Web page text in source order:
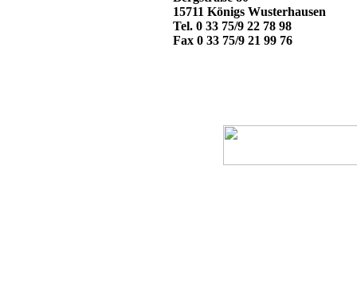
15711 Königs Wusterhausen
Tel. 0 33 75/9 22 78 98
Fax 0 33 75/9 21 99 76